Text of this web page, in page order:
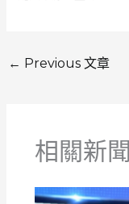
← Previous 文章
相關新聞